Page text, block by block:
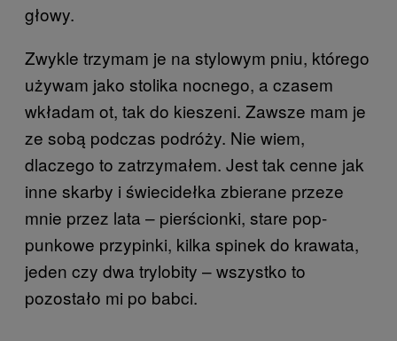
głowy.
Zwykle trzymam je na stylowym pniu, którego
używam jako stolika nocnego, a czasem
wkładam ot, tak do kieszeni. Zawsze mam je
ze sobą podczas podróży. Nie wiem,
dlaczego to zatrzymałem. Jest tak cenne jak
inne skarby i świecidełka zbierane przeze
mnie przez lata – pierścionki, stare pop-
punkowe przypinki, kilka spinek do krawata,
jeden czy dwa trylobity – wszystko to
pozostało mi po babci.